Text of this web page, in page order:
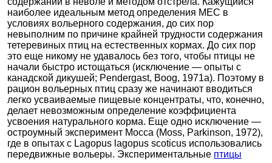
наиболее идеальным метод определения МЕС в
условиях вольерного содержания, до сих пор
невыполним по причине крайней трудности содержания
тетеревиных птиц на естественных кормах. До сих пор
это еще никому не удавалось без того, чтобы птицы не
начали быстро истощаться (исключение — опыты с
канадской дикушей; Pendergast, Boog, 1971а). Поэтому в
рацион вольерных птиц сразу же начинают вводиться
легко усваиваемые пищевые концентраты, что, конечно,
делает невозможным определение коэффициента
усвоения натурального корма. Еще одно исключение —
остроумный эксперимент Мосса (Moss, Parkinson, 1972),
где в опытах с Lagopus lagopus scoticus использовались
передвижные вольеры. Экспериментальные птицы